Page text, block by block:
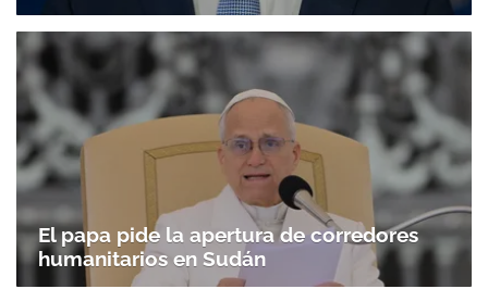
El papa pide la apertura de corredores
humanitarios en Sudán